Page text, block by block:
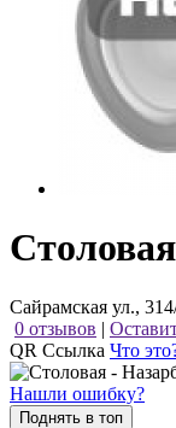
Сайрамская ул.,
0 отзывов |
QR Ссылка Что
Нашли ошибку?
Поднять в топ